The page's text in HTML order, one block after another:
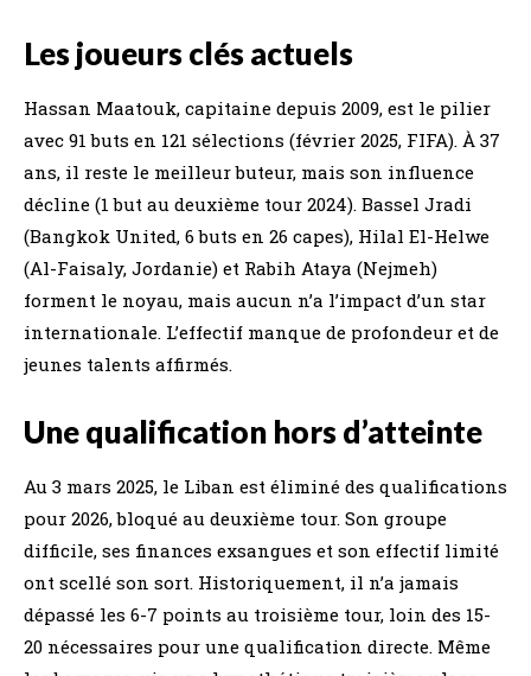
Les joueurs clés actuels
Hassan Maatouk, capitaine depuis 2009, est le pilier
avec 91 buts en 121 sélections (février 2025, FIFA). À 37
ans, il reste le meilleur buteur, mais son influence
décline (1 but au deuxième tour 2024). Bassel Jradi
(Bangkok United, 6 buts en 26 capes), Hilal El-Helwe
(Al-Faisaly, Jordanie) et Rabih Ataya (Nejmeh)
forment le noyau, mais aucun n’a l’impact d’un star
internationale. L’effectif manque de profondeur et de
jeunes talents affirmés.
Une qualification hors d’atteinte
Au 3 mars 2025, le Liban est éliminé des qualifications
pour 2026, bloqué au deuxième tour. Son groupe
difficile, ses finances exsangues et son effectif limité
ont scellé son sort. Historiquement, il n’a jamais
dépassé les 6-7 points au troisième tour, loin des 15-
20 nécessaires pour une qualification directe. Même